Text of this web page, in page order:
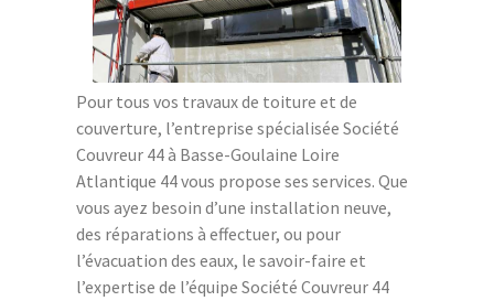
Pour tous vos travaux de toiture et de
couverture, l’entreprise spécialisée Société
Couvreur 44 à Basse-Goulaine Loire
Atlantique 44 vous propose ses services. Que
vous ayez besoin d’une installation neuve,
des réparations à effectuer, ou pour
l’évacuation des eaux, le savoir-faire et
l’expertise de l’équipe Société Couvreur 44